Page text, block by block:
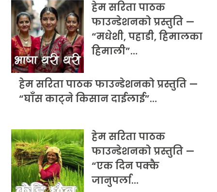
हेम सरिता पाठक
फाउन्डेशनको प्रस्तुति —
“मधेशी, पहाडी, हिमालका
हिमाली”…
हेम सरिता पाठक फाउन्डेशनको प्रस्तुति —
“घाँस काट्ने किसान दाईलाई”…
हेम सरिता पाठक
फाउन्डेशनको प्रस्तुति —
“एक दिन पक्कै
जानुपर्ला…